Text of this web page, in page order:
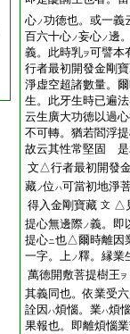
心ノ功徳也。或一義
百六十心ノ妄心ノ邊
義。此時乳ヲ可譬本
行者最初開發金剛
淨虚空超諸數量。
生。此牙生時已遍
云生廣大功徳以過
不可轉。猶若閻浮
故云其性常堅固 是
文△行者最初開發
藏ノ位 ハ可當初地淨
得入金剛寶藏 文 △
提心無邊際ノ義。即
提心ニ也△爾時離因
一字。上ノ釋。縁業
萬徳開敷菩提樹王 ヲ
其義同也。依業受
詮因 ハ煩惱。業ハ煩
果報也。即離煩惱